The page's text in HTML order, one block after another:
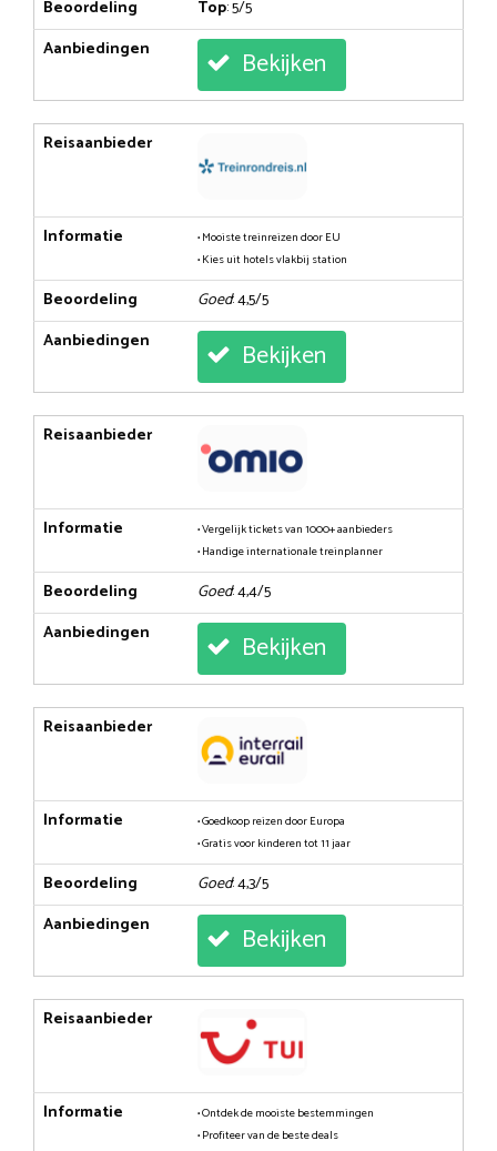
Beoordeling Top: 5/5
Aanbiedingen
Bekijken
Reisaanbieder
Informatie
• Mooiste treinreizen door EU
• Kies uit hotels vlakbij station
Beoordeling Goed: 4,5/5
Aanbiedingen
Bekijken
Reisaanbieder
Informatie
• Vergelijk tickets van 1000+ aanbieders
• Handige internationale treinplanner
Beoordeling Goed: 4,4/5
Aanbiedingen
Bekijken
Reisaanbieder
Informatie
• Goedkoop reizen door Europa
• Gratis voor kinderen tot 11 jaar
Beoordeling Goed: 4,3/5
Aanbiedingen
Bekijken
Reisaanbieder
Informatie
• Ontdek de mooiste bestemmingen
• Profiteer van de beste deals